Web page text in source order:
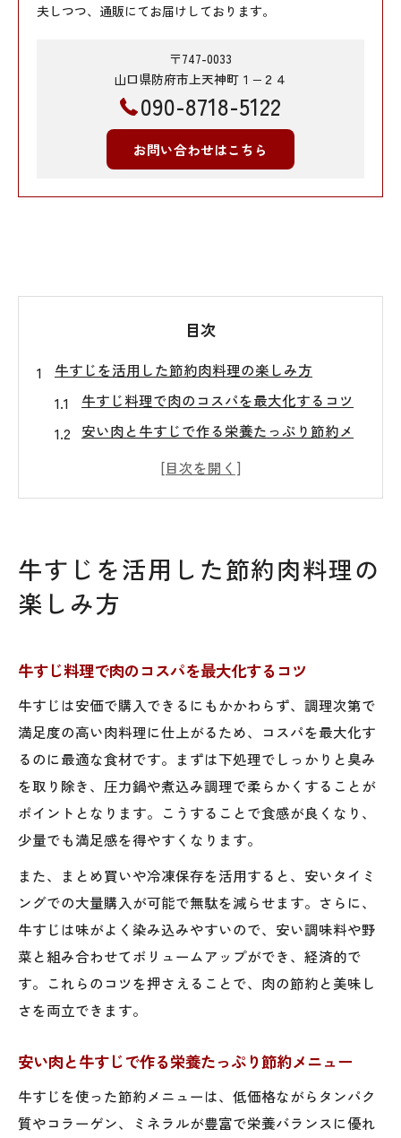
夫しつつ、通販にてお届けしております。
〒747-0033
山口県防府市上天神町１−２４
090-8718-5122
お問い合わせはこちら
目次
牛すじを活用した節約肉料理の楽しみ方
牛すじ料理で肉のコスパを最大化するコツ
安い肉と牛すじで作る栄養たっぷり節約メ
肉安い肉節約を叶える牛すじ活用法を紹介
安い肉で手軽に叶う牛すじレシピ集
集
肉安い肉節約を意識した牛すじ料理の工夫
ボリューム感満点の牛すじ料理アレンジ術
安い肉を使った牛すじ料理の時短テクニッ
ク
自炊派必見のコスパ最強牛すじ料理術
牛すじ料理で実現する自炊の節約術とコツ
安い肉を牛すじで活かす自炊テクニック紹
介
肉安い肉節約が叶う牛すじ料理のポイント
とは
がっつり食べても安い牛すじ自炊レシピ集
ボリューム満点な牛すじで食費を抑えるコツ
牛すじを活用した節約肉料理の
楽しみ方
牛すじ料理で肉のコスパを最大化するコツ
牛すじは安価で購入できるにもかかわらず、調理次第で
満足度の高い肉料理に仕上がるため、コスパを最大化す
るのに最適な食材です。まずは下処理でしっかりと臭み
を取り除き、圧力鍋や煮込み調理で柔らかくすることが
ポイントとなります。こうすることで食感が良くなり、
少量でも満足感を得やすくなります。
また、まとめ買いや冷凍保存を活用すると、安いタイミ
ングでの大量購入が可能で無駄を減らせます。さらに、
牛すじは味がよく染み込みやすいので、安い調味料や野
菜と組み合わせてボリュームアップができ、経済的で
す。これらのコツを押さえることで、肉の節約と美味し
さを両立できます。
安い肉と牛すじで作る栄養たっぷり節約メニュー
牛すじを使った節約メニューは、低価格ながらタンパク
質やコラーゲン、ミネラルが豊富で栄養バランスに優れ